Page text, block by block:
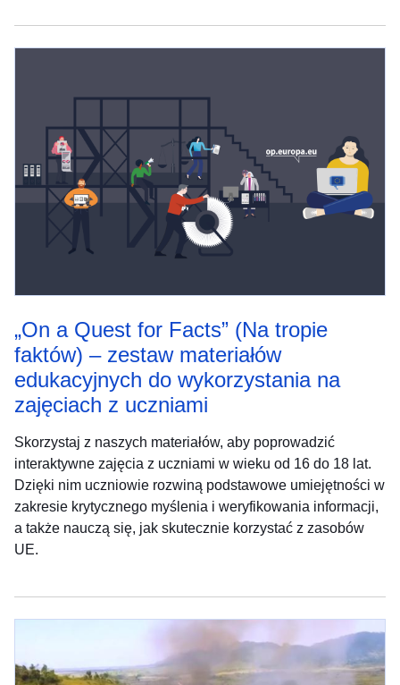
„On a Quest for Facts” (Na tropie
faktów) – zestaw materiałów
edukacyjnych do wykorzystania na
zajęciach z uczniami
Skorzystaj z naszych materiałów, aby poprowadzić
interaktywne zajęcia z uczniami w wieku od 16 do 18 lat.
Dzięki nim uczniowie rozwiną podstawowe umiejętności w
zakresie krytycznego myślenia i weryfikowania informacji,
a także nauczą się, jak skutecznie korzystać z zasobów
UE.